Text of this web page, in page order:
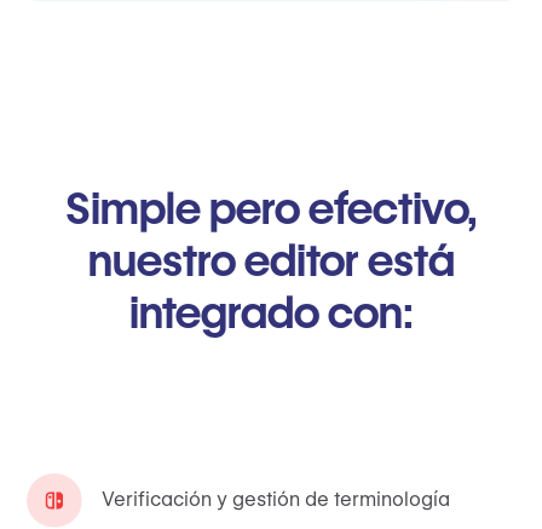
Simple pero efectivo,
nuestro editor está
integrado con:
Verificación y gestión de terminología